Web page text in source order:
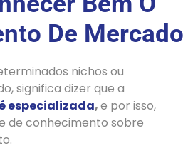
De Mercado
nichos ou
significa dizer que a
especializada,e por isso,
de conhecimento sobre